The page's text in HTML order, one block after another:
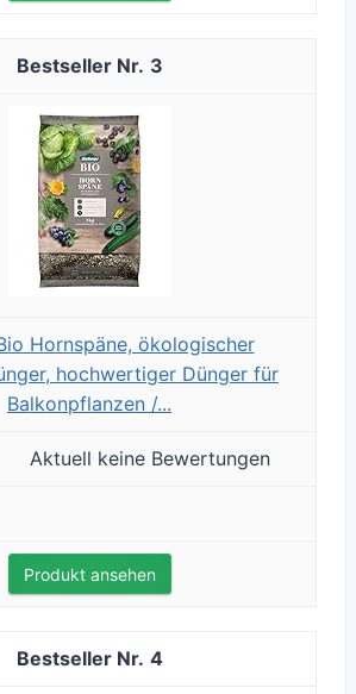
3
Hornspäne, ökologischer
hochwertiger Dünger für
Balkonpflanzen /...
Aktuell keine Bewertungen
Produkt ansehen
4